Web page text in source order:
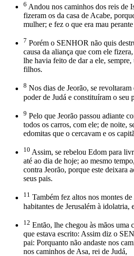
6 Andou nos caminhos dos reis de
fizeram os da casa de Acabe,
mulher; e fez o que era mau
7 Porém o SENHOR não quis
causa da aliança que com ele
lhe havia feito de dar a ele, sempre,
filhos.
8 Nos dias de Jeorão, se
poder de Judá e constituíram o seu
9 Pelo que Jeorão passou adiante
todos os carros, com ele; de noite,
edomitas que o cercavam e os
10 Assim, se rebelou Edom para
até ao dia de hoje; ao mesmo
contra Jeorão, porque este deixara
seus pais.
11 Também fez altos nos montes
habitantes de Jerusalém à idolatria,
12 Então, lhe chegou às mãos uma
que estava escrito: Assim diz o
pai: Porquanto não andaste nos
nos caminhos de Asa, rei de Judá,